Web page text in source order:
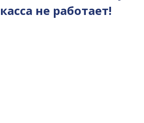
касса не работает!